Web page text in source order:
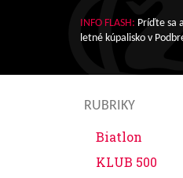
INFO FLASH: Príďte sa
letné kúpalisko v
RUBRIKY
Biatlon
KLUB 500